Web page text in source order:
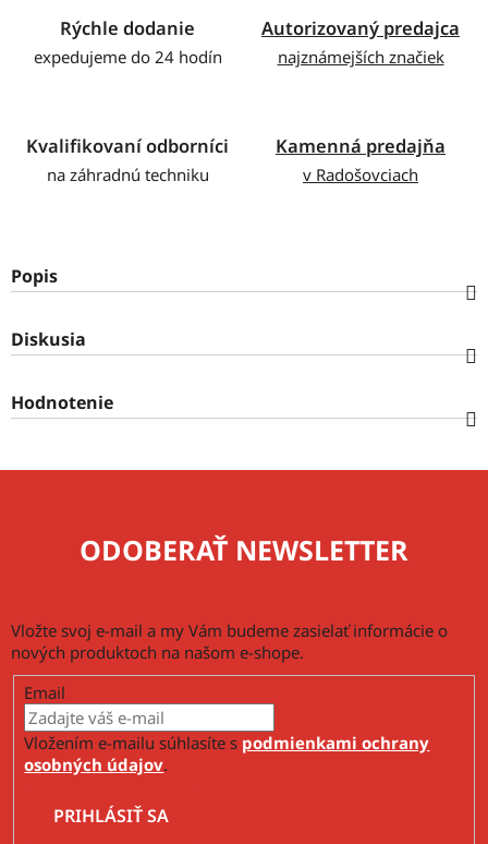
Rýchle dodanie
expedujeme do 24 hodín
Autorizovaný predajca
najznámejších značiek
Kvalifikovaní odborníci
na záhradnú techniku
Kamenná predajňa
v Radošovciach
Popis
Diskusia
Hodnotenie
ODOBERAŤ NEWSLETTER
Vložte svoj e-mail a my Vám budeme zasielať informácie o
nových produktoch na našom e-shope.
Email
Vložením e-mailu súhlasíte s podmienkami ochrany
osobných údajov.
PRIHLÁSIŤ SA